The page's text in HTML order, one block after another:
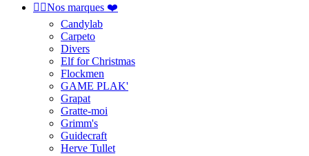
 Nos marques ❤️
Candylab
Carpeto
Divers
Elf for Christmas
Flockmen
GAME PLAK'
Grapat
Gratte-moi
Grimm's
Guidecraft
Herve Tullet